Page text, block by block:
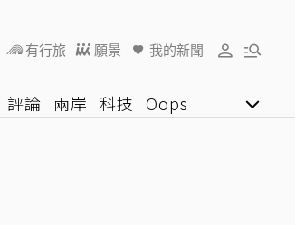
有行旅 願景 我的新聞
評論 兩岸 科技 Oops